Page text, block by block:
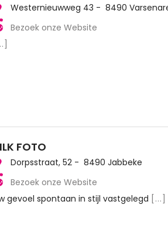
Westernieuwweg 43 - 8490
Bezoek onze Website
FOTO
Dorpsstraat, 52 - 8490 Jabbeke
Bezoek onze Website
gevoel spontaan in stijl vastgelegd
[...]